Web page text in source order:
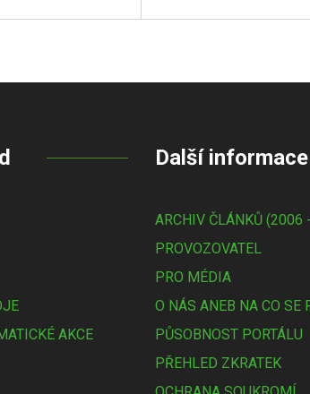
AKCE
Další informace
ARCHIV ČLÁNKŮ (2006
PROVOZOVATEL
PRO MÉDIA
O NÁS ANEB NA CO SE
PŮSOBNOST PORTÁLU
PŘEHLED ZKRATEK